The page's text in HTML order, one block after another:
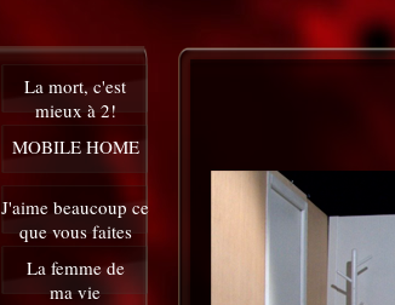
La mort, c'est
mieux à 2!
MOBILE HOME
J'aime beaucoup ce
que vous faites
La femme de
ma vie